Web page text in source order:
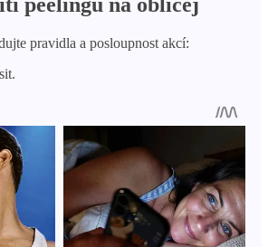
pravidla a posloupnost akcí: